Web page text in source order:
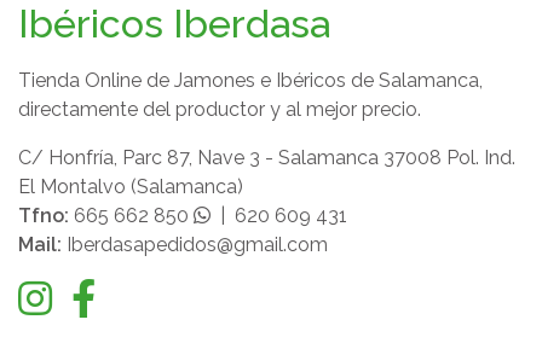
Ibéricos Iberdasa
Tienda Online de Jamones e Ibéricos de Salamanca,
directamente del productor y al mejor precio.
C/ Honfría, Parc 87, Nave 3 - Salamanca 37008 Pol. Ind.
El Montalvo (Salamanca)
Tfno: 665 662 850
620 609 431
Mail: Iberdasapedidos@gmail.com